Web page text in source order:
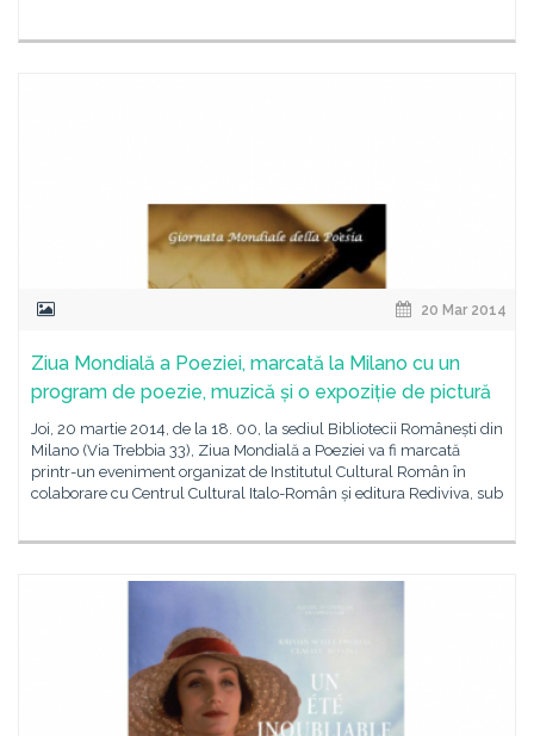
20 Mar 2014
Ziua Mondială a Poeziei, marcată la Milano cu un
program de poezie, muzică și o expoziție de pictură
Joi, 20 martie 2014, de la 18. 00, la sediul Bibliotecii Românești din
Milano (Via Trebbia 33), Ziua Mondială a Poeziei va fi marcată
printr-un eveniment organizat de Institutul Cultural Român în
colaborare cu Centrul Cultural Italo-Român și editura Rediviva, sub